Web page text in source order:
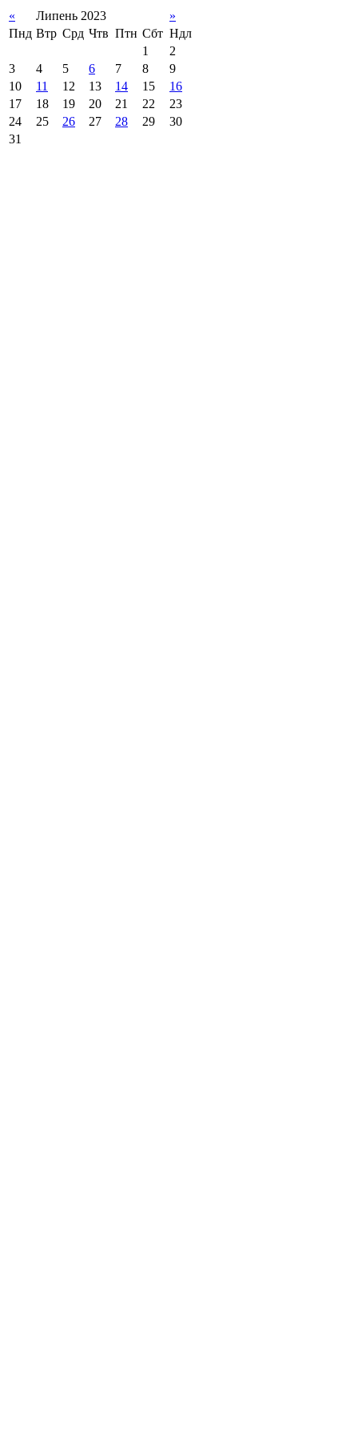
« Липень 2023
»
Пнд Втр Срд Чтв Птн Сбт Ндл
1
2
3
4 5 6 7 8
9
10
11 12 13 14 15
16
17
18 19 20 21 22
23
24
25 26 27 28 29
30
31